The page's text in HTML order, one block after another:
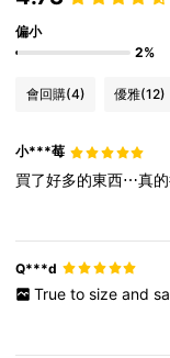
偏小
2%
會回購(4) 優雅(12)
小***莓
買了好多的東西⋯真
Q***d
True to size and